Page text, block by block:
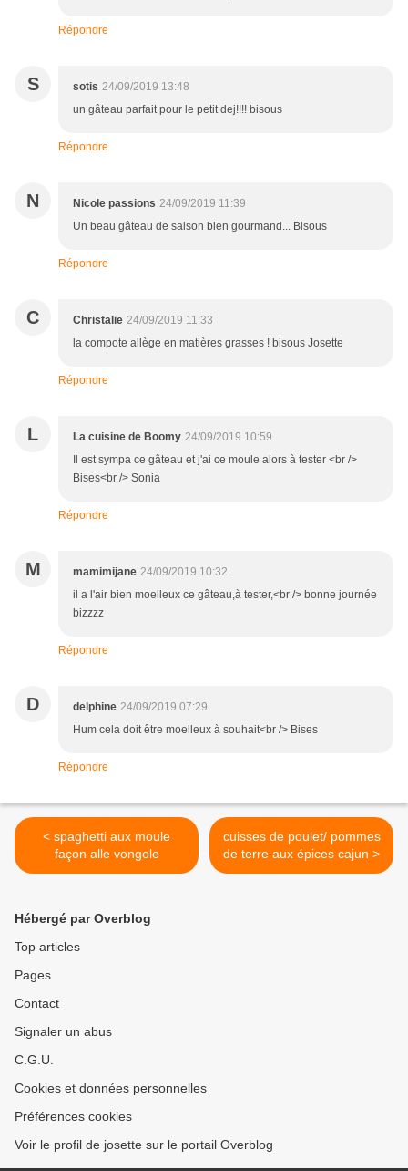
Répondre
S sotis 24/09/2019 13:48
un gâteau parfait pour le petit dej!!!! bisous
Répondre
N Nicole passions 24/09/2019 11:39
Un beau gâteau de saison bien gourmand... Bisous
Répondre
C Christalie 24/09/2019 11:33
la compote allège en matières grasses ! bisous Josette
Répondre
L La cuisine de Boomy 24/09/2019 10:59
Il est sympa ce gâteau et j'ai ce moule alors à tester <br />
Bises<br /> Sonia
Répondre
M mamimijane 24/09/2019 10:32
il a l'air bien moelleux ce gâteau,à tester,<br /> bonne journée
bizzzz
Répondre
D delphine 24/09/2019 07:29
Hum cela doit être moelleux à souhait<br /> Bises
Répondre
< spaghetti aux moule
façon alle vongole
cuisses de poulet/ pommes
de terre aux épices cajun >
Hébergé par Overblog
Top articles
Pages
Contact
Signaler un abus
C.G.U.
Cookies et données personnelles
Préférences cookies
Voir le profil de josette sur le portail Overblog